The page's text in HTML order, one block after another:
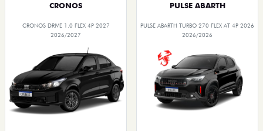
CRONOS
CRONOS DRIVE 1.0 FLEX 4P 2027
2026/2027
PULSE ABARTH
PULSE ABARTH TURBO 270 FLEX AT 4P 2026
2026/2026